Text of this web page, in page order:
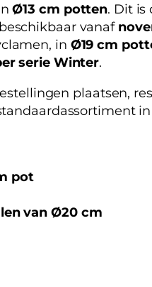
Ø13 cm potten. Dit is
vanaf
in Ø19 cm
serie Winter.
plaatsen,
pot
van Ø20 cm